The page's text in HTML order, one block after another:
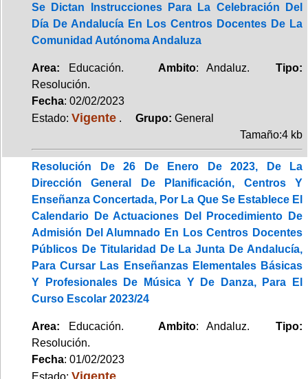
Se Dictan Instrucciones Para La Celebración Del
Día De Andalucía En Los Centros Docentes De La
Comunidad Autónoma Andaluza
Area: Educación. Ambito: Andaluz.Tipo:
Resolución.
Fecha: 02/02/2023
Estado: Vigente . Grupo: General
Tamaño:4 kb
Resolución De 26 De Enero De 2023, De La
Dirección General De Planificación, Centros Y
Enseñanza Concertada, Por La Que Se Establece El
Calendario De Actuaciones Del Procedimiento De
Admisión Del Alumnado En Los Centros Docentes
Públicos De Titularidad De La Junta De Andalucía,
Para Cursar Las Enseñanzas Elementales Básicas
Y Profesionales De Música Y De Danza, Para El
Curso Escolar 2023/24
Area: Educación. Ambito: Andaluz.Tipo:
Resolución.
Fecha: 01/02/2023
Estado: Vigente